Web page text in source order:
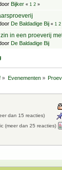
Bijker « 1 2 »
De Baldadige Bij « 1 2
in een proeverij
De Baldadige Bij
» Evenementen»
dan 15 reacties)
(meer dan 25 reacties)